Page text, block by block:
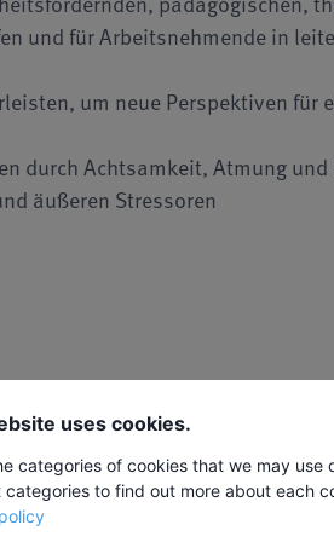
und für Arbeitsnehmende in
um neue Perspektiven für
durch Achtsamkeit, Atmung und
äußeren Stressoren
Atmung und Vorstellungskraft
Akupressur
Chinesischen Heilkunde zur
uses cookies.
categories of cookies that we may use
to find out more about each